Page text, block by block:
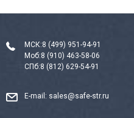
МСК:8 (499) 951-94-91
Моб:8 (910) 463-58-06
СПб:8 (812) 629-54-91
E-mail: sales@safe-str.ru